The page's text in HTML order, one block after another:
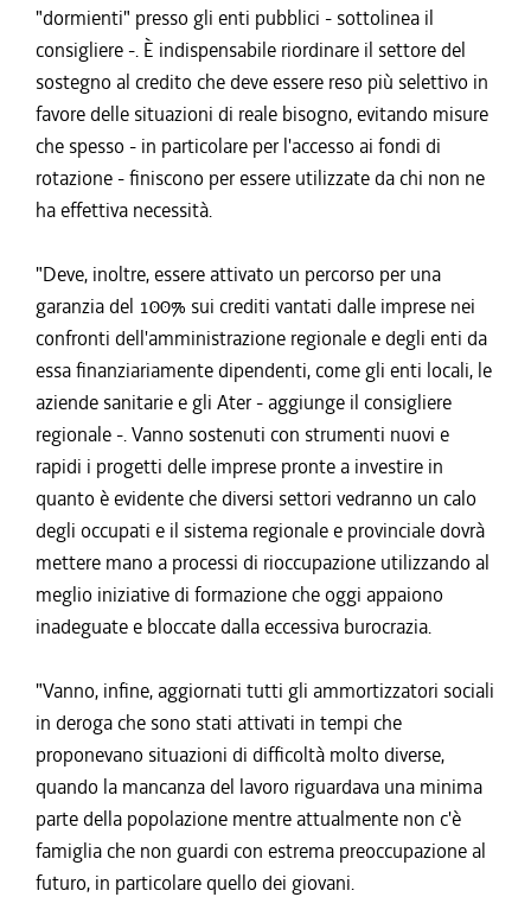
"dormienti" presso gli enti pubblici - sottolinea il
consigliere -. È indispensabile riordinare il settore del
sostegno al credito che deve essere reso più selettivo in
favore delle situazioni di reale bisogno, evitando misure
che spesso - in particolare per l'accesso ai fondi di
rotazione - finiscono per essere utilizzate da chi non ne
ha effettiva necessità.
"Deve, inoltre, essere attivato un percorso per una
garanzia del 100% sui crediti vantati dalle imprese nei
confronti dell'amministrazione regionale e degli enti da
essa finanziariamente dipendenti, come gli enti locali, le
aziende sanitarie e gli Ater - aggiunge il consigliere
regionale -. Vanno sostenuti con strumenti nuovi e
rapidi i progetti delle imprese pronte a investire in
quanto è evidente che diversi settori vedranno un calo
degli occupati e il sistema regionale e provinciale dovrà
mettere mano a processi di rioccupazione utilizzando al
meglio iniziative di formazione che oggi appaiono
inadeguate e bloccate dalla eccessiva burocrazia.
"Vanno, infine, aggiornati tutti gli ammortizzatori sociali
in deroga che sono stati attivati in tempi che
proponevano situazioni di difficoltà molto diverse,
quando la mancanza del lavoro riguardava una minima
parte della popolazione mentre attualmente non c'è
famiglia che non guardi con estrema preoccupazione al
futuro, in particolare quello dei giovani.